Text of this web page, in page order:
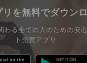
を無料でダウン
わる全ての人のための安
ト売買アプリ